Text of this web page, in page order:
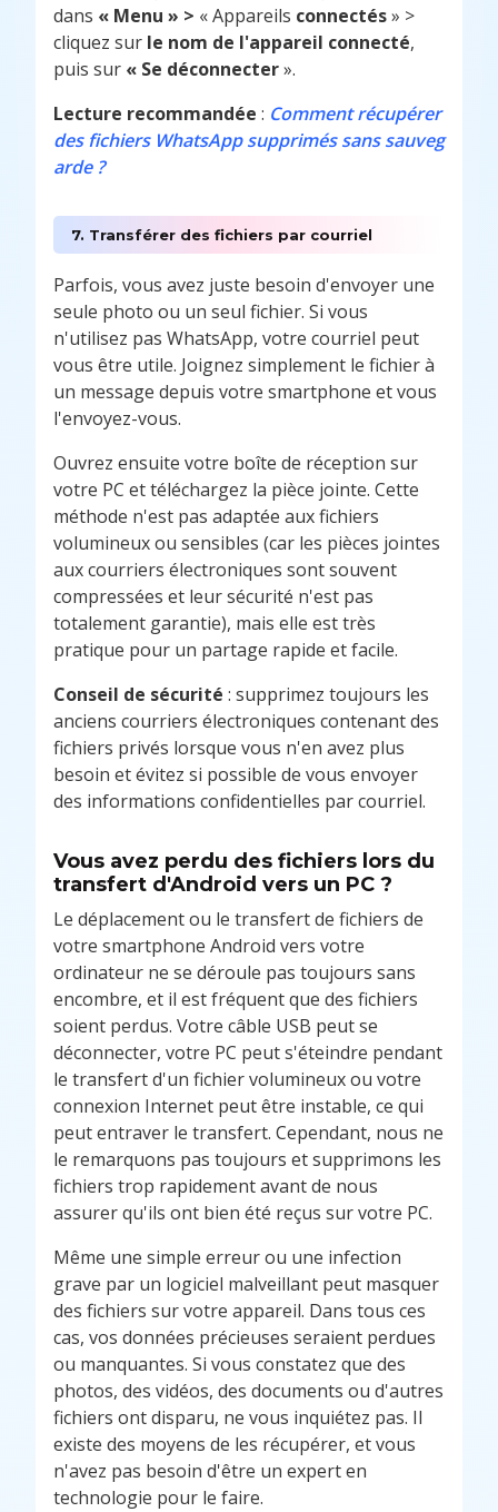
dans « Menu » > « Appareils connectés» >
cliquez sur le nom de l'appareil connecté,
puis sur « Se déconnecter».
Lecture recommandée : Comment récupérer
des fichiers WhatsApp supprimés sans sauveg
arde ?
7. Transférer des fichiers par courriel
Parfois, vous avez juste besoin d'envoyer une
seule photo ou un seul fichier. Si vous
n'utilisez pas WhatsApp, votre courriel peut
vous être utile. Joignez simplement le fichier à
un message depuis votre smartphone et vous
l'envoyez-vous.
Ouvrez ensuite votre boîte de réception sur
votre PC et téléchargez la pièce jointe. Cette
méthode n'est pas adaptée aux fichiers
volumineux ou sensibles (car les pièces jointes
aux courriers électroniques sont souvent
compressées et leur sécurité n'est pas
totalement garantie), mais elle est très
pratique pour un partage rapide et facile.
Conseil de sécurité : supprimez toujours les
anciens courriers électroniques contenant des
fichiers privés lorsque vous n'en avez plus
besoin et évitez si possible de vous envoyer
des informations confidentielles par courriel.
Vous avez perdu des fichiers lors du
transfert d'Android vers un PC ?
Le déplacement ou le transfert de fichiers de
votre smartphone Android vers votre
ordinateur ne se déroule pas toujours sans
encombre, et il est fréquent que des fichiers
soient perdus. Votre câble USB peut se
déconnecter, votre PC peut s'éteindre pendant
le transfert d'un fichier volumineux ou votre
connexion Internet peut être instable, ce qui
peut entraver le transfert. Cependant, nous ne
le remarquons pas toujours et supprimons les
fichiers trop rapidement avant de nous
assurer qu'ils ont bien été reçus sur votre PC.
Même une simple erreur ou une infection
grave par un logiciel malveillant peut masquer
des fichiers sur votre appareil. Dans tous ces
cas, vos données précieuses seraient perdues
ou manquantes. Si vous constatez que des
photos, des vidéos, des documents ou d'autres
fichiers ont disparu, ne vous inquiétez pas. Il
existe des moyens de les récupérer, et vous
n'avez pas besoin d'être un expert en
technologie pour le faire.